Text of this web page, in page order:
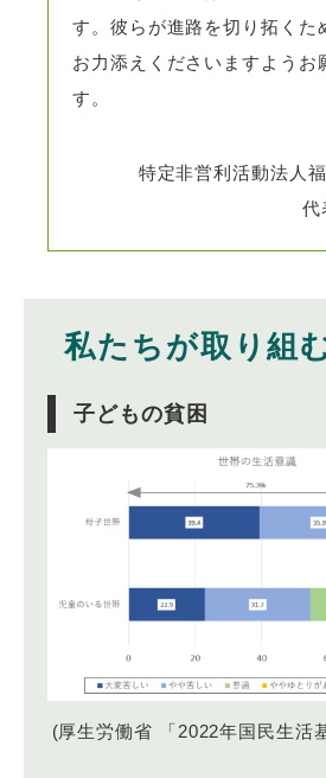
す。彼らが進路を切り拓くた
お力添えくださいますようお
す。
特定非営利活動法人
代
私たちが取り組
子どもの貧困
(厚生労働省 「2022年国民生活